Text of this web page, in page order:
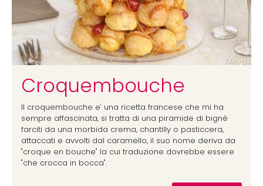
Croquembouche
Il croquembouche e' una ricetta francese che mi ha
sempre affascinata, si tratta di una piramide di bignè
farciti da una morbida crema, chantilly o pasticcera,
attaccati e avvolti dal caramello, il suo nome deriva da
"croque en bouche" la cui traduzione dovrebbe essere
"che crocca in bocca".